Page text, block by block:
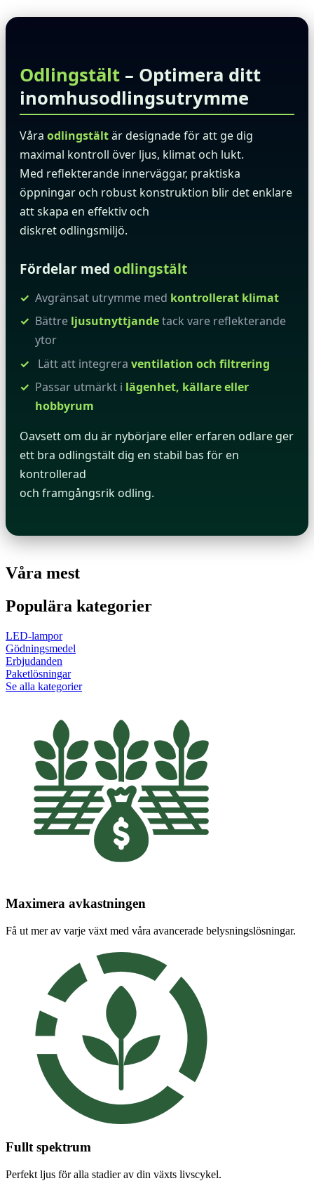
Odlings­tält – Optimera ditt
inomhusodlingsutrymme
Våra odlingstältär designade för att ge dig
maximal kontroll över ljus, klimat och lukt.
Med reflekterande innerväggar, praktiska
öppningar och robust konstruktion blir det enklare
att skapa en effektiv och
diskret odlingsmiljö.
Fördelar med odlingstält
Avgränsat utrymme med kontrollerat klimat
Bättre ljusutnyttjandetack vare reflekterande
ytor
️ Lätt att integreraventilation och filtrering
Passar utmärkt i lägenhet, källare eller
hobbyrum
Oavsett om du är nybörjare eller erfaren odlare ger
ett bra odlingstält dig en stabil bas för en
kontrollerad
och framgångsrik odling.
Våra mest
Populära kategorier
LED-lampor
Gödningsmedel
Erbjudanden
Paketlösningar
Se alla kategorier
Maximera avkastningen
Få ut mer av varje växt med våra avancerade belysningslösningar.
Fullt spektrum
Perfekt ljus för alla stadier av din växts livscykel.